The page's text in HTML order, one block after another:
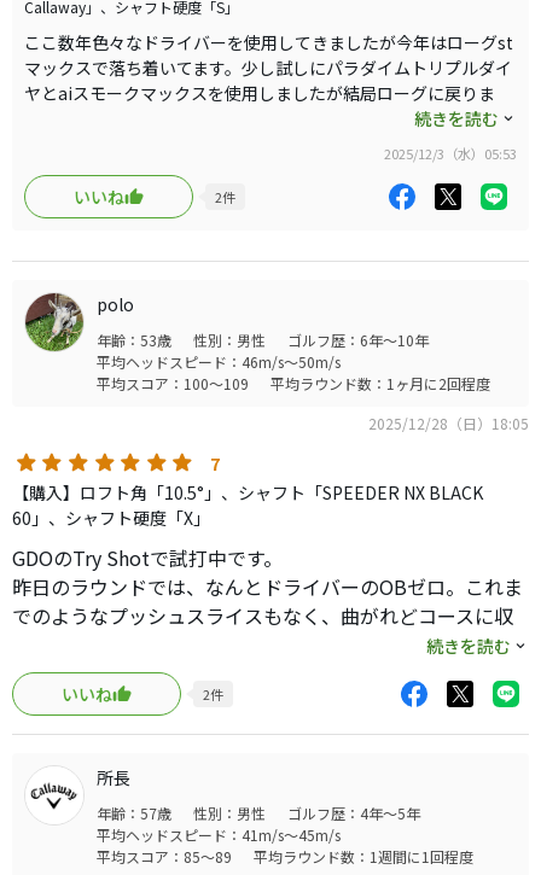
Callaway」、シャフト硬度「S」
ここ数年色々なドライバーを使用してきましたが今年はローグst
マックスで落ち着いてます。少し試しにパラダイムトリプルダイ
ヤとaiスモークマックスを使用しましたが結局ローグに戻りま
す。この度色々なサイトの評価をみて、懲りもせずこのエリート
Xを使用してみました。まず、ポンと置いてフェースが開かなく
スクエア（aiスモークは開いてて駄目）。打ったら打感、音共申
し分無し、芯に当たると飛距離も良い。最高です、即購入致しま
した。
続きを読む
2025/12/3（水）05:53
いいね 2件
polo
年齢：53歳 性別：男性
ゴルフ歴：6年～10年
平均ヘッドスピード：46m/s～50m/s
平均スコア：100～109
平均ラウンド数：1ヶ月に2回程度
2025/12/28（日）18:05
7
【購入】ロフト角「10.5°」、シャフト「SPEEDER NX BLACK
60」、シャフト硬度「X」
GDOのTry Shotで試打中です。
昨日のラウンドでは、なんとドライバーのOBゼロ。これま
でのようなプッシュスライスもなく、曲がれどコースに収
まる。また、アドレスで少しオープンスタンスで構えれ
ば、フェードしてフェアウェイに残る。まだ慣れていない
ので、スイングリズム重視で強振はしていないが、250ヤー
ド程度キャリーで飛んでいる。
AiスモークとTDと比較すると打感、打音もそれほど気にな
らず気持ちが良い。クラウンもでかいが振り抜きが良い。
次の土曜もラウンドがあるので、今度は少し振って試して
続きを読む
いいね
2件
所長
年齢：57歳 性別：男性
ゴルフ歴：4年～5年
平均ヘッドスピード：41m/s～45m/s
平均スコア：85～89
平均ラウンド数：1週間に1回程度